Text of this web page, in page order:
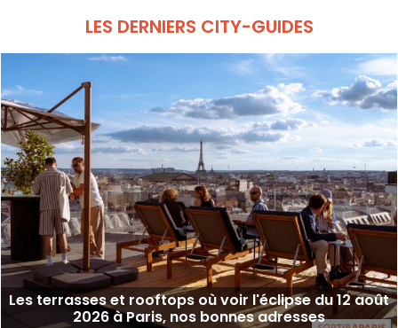
tous les jours jusqu’à minuit.
LES DERNIERS CITY-GUIDES
Les terrasses et rooftops où voir l'éclipse du 12 août
2026 à Paris, nos bonnes adresses